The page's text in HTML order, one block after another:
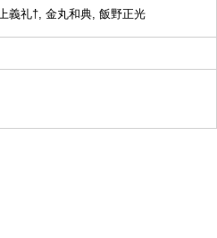
義礼†, 金丸和典, 飯野正光